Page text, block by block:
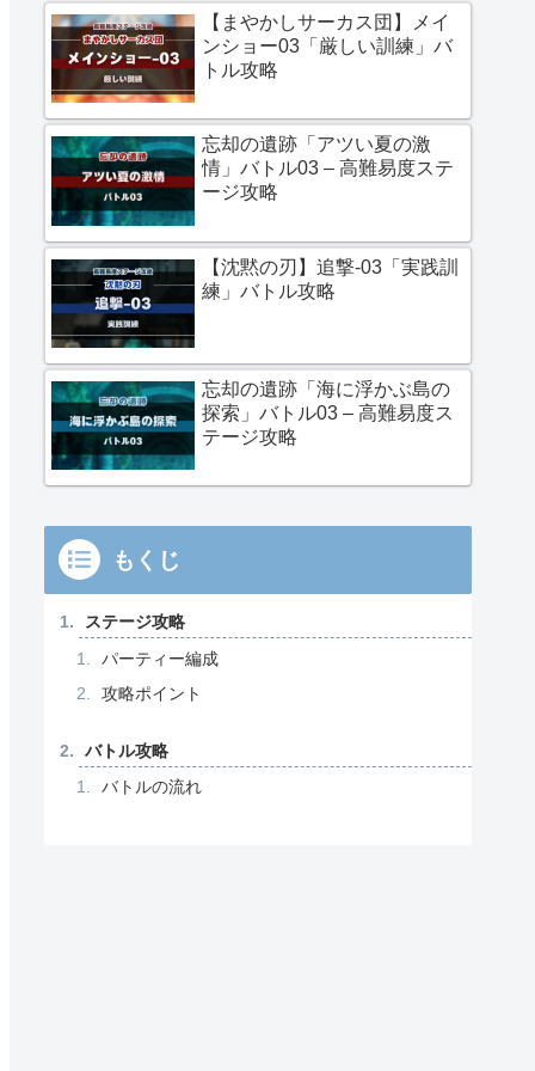
【まやかしサーカス団】メイ
ンショー03「厳しい訓練」バ
トル攻略
忘却の遺跡「アツい夏の激
情」バトル03 – 高難易度ステ
ージ攻略
【沈黙の刃】追撃-03「実践訓
練」バトル攻略
忘却の遺跡「海に浮かぶ島の
探索」バトル03 – 高難易度ス
テージ攻略
もくじ
ステージ攻略
パーティー編成
攻略ポイント
バトル攻略
バトルの流れ